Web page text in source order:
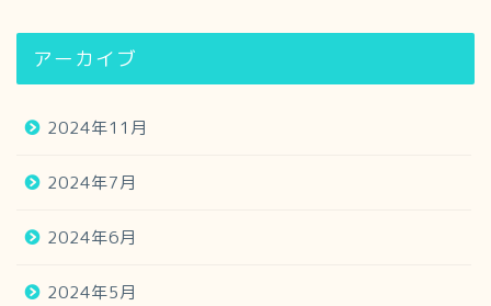
アーカイブ
2024年11月
2024年7月
2024年6月
2024年5月